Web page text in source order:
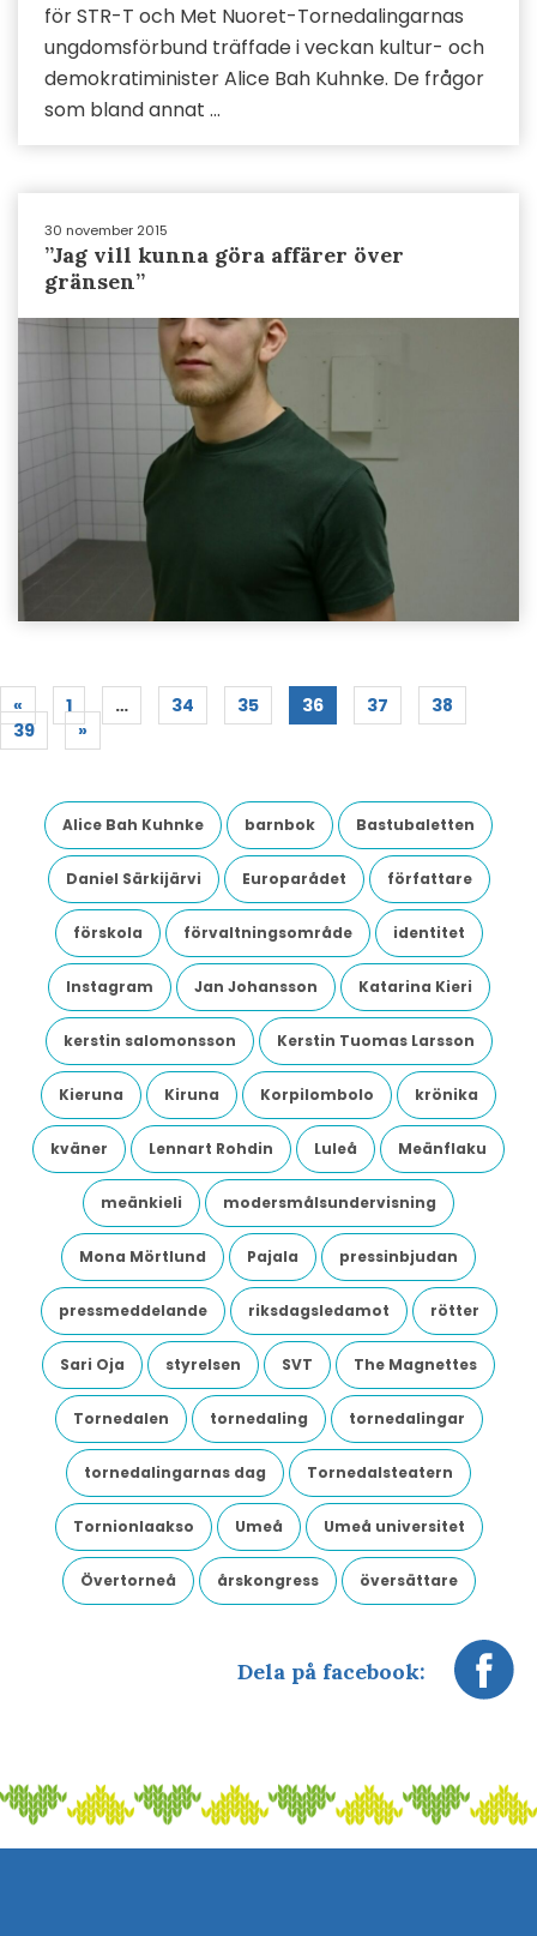
för STR-T och Met Nuoret-Tornedalingarnas
ungdomsförbund träffade i veckan kultur- och
demokratiminister Alice Bah Kuhnke. De frågor
som bland annat ...
30 november 2015
”Jag vill kunna göra affärer över
gränsen”
« 1 … 34 35 36 37
38
39
»
Alice Bah Kuhnke barnbok Bastubaletten
Daniel Särkijärvi Europarådet författare
förskola förvaltningsområde identitet
Instagram Jan Johansson Katarina Kieri
kerstin salomonsson Kerstin Tuomas Larsson
Kieruna Kiruna Korpilombolo krönika
kväner Lennart Rohdin Luleå Meänflaku
meänkieli modersmålsundervisning
Mona Mörtlund Pajala pressinbjudan
pressmeddelande riksdagsledamot rötter
Sari Oja styrelsen SVT The Magnettes
Tornedalen tornedaling tornedalingar
tornedalingarnas dag Tornedalsteatern
Tornionlaakso Umeå Umeå universitet
Övertorneå årskongress översättare
Dela på facebook: